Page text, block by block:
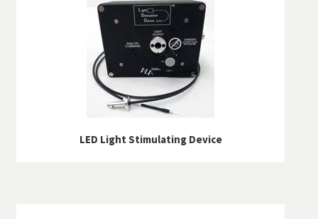
Politique de confidentialité
LED Light Stimulating Device